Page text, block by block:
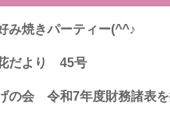
み焼きパーティー(^^♪
だより 45号
の会 令和7年度財務諸表を